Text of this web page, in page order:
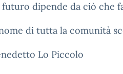
futuro dipende da ciò che
di tutta la comunità
Lo Piccolo